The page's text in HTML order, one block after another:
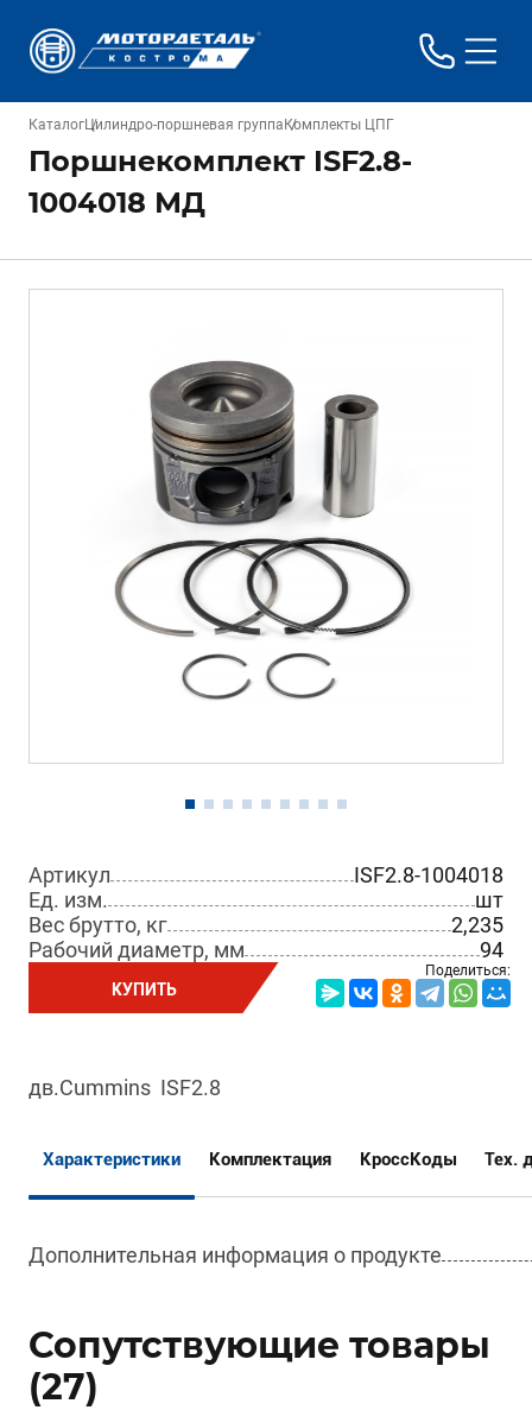
КаталогЦилиндро-поршневая группа Комплекты ЦПГ
Поршнекомплект ISF2.8-
1004018 МД
Артикул
ISF2.8-1004018
Ед. изм.
шт
Вес брутто, кг
2,235
Рабочий диаметр, мм
94
КУПИТЬ
Поделиться:
дв.Cummins ISF2.8
Характеристики Комплектация КроссКоды Тех.
Дополнительная информация о продукте
Сопутствующие товары
(27)